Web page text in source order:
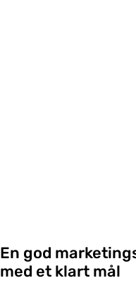
En god
med et klart mål